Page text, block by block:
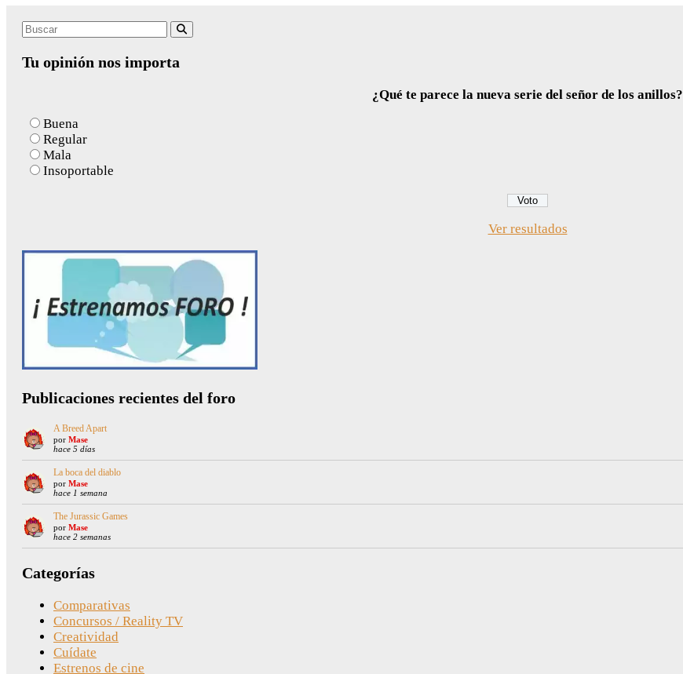
Search
Tu opinión nos importa
¿Qué te parece la nueva serie del señor de los anillos?
Buena
Regular
Mala
Insoportable
Ver resultados
Publicaciones recientes del foro
A Breed Apart
por Mase
hace 5 días
La boca del diablo
por Mase
hace 1 semana
The Jurassic Games
por Mase
hace 2 semanas
Categorías
Comparativas
Concursos / Reality TV
Creatividad
Cuídate
Estrenos de cine